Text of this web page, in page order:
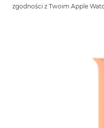
zgodności z Twoim Apple